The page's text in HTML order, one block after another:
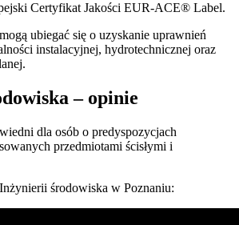
Certyfikat Jakości EUR-ACE® Label.
ubiegać się o uzyskanie uprawnień
instalacyjnej, hydrotechnicznej oraz
– opinie
dla osób o predyspozycjach
przedmiotami ścisłymi i
środowiska w Poznaniu: